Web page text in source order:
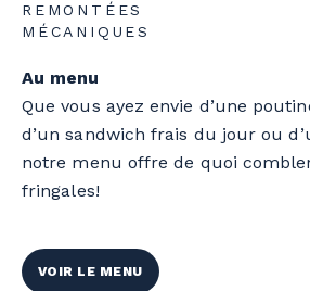
REMONTÉES
MÉCANIQUES
Au menu
Que vous ayez envie d’une
d’un sandwich frais du jour ou
notre menu offre de quoi
fringales!
VOIR LE MENU